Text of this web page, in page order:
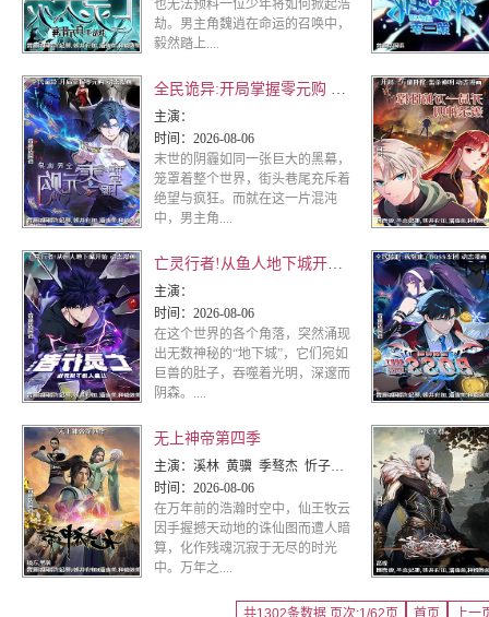
也无法预料一位少年将如何掀起浩
劫。男主角魏逍在命运的召唤中，
毅然踏上....
全民诡异:开局掌握零元购 动态漫画
主演：
时间： 2026-08-06
末世的阴霾如同一张巨大的黑幕，
笼罩着整个世界，街头巷尾充斥着
绝望与疯狂。而就在这一片混沌
中，男主角....
亡灵行者!从鱼人地下城开始 动态漫画
主演：
时间： 2026-08-06
在这个世界的各个角落，突然涌现
出无数神秘的“地下城”，它们宛如
巨兽的肚子，吞噬着光明，深邃而
阴森。....
无上神帝第四季
主演： 溪林 黄骥 季骜杰 忻子约 关帅 钟巍 蘭若镝 张妮 徐翔 Akira明 烈之流星 默伶 鎏金 史克
时间： 2026-08-06
在万年前的浩瀚时空中，仙王牧云
因手握撼天动地的诛仙图而遭人暗
算，化作残魂沉寂于无尽的时光
中。万年之....
共1302条数据 页次:1/62页 首页 上一